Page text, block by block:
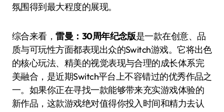
氛围得到最大程度的展现。
综合来看，雷曼：30周年纪念版是一款在创意、品
质与可玩性方面都表现出众的Switch游戏。它将出色
的核心玩法、精美的视觉表现与合理的成长体系完
美融合，是近期Switch平台上不容错过的优秀作品之
一。如果你正在寻找一款能够带来充实游戏体验的
新作品，这款游戏绝对值得你投入时间和精力去认